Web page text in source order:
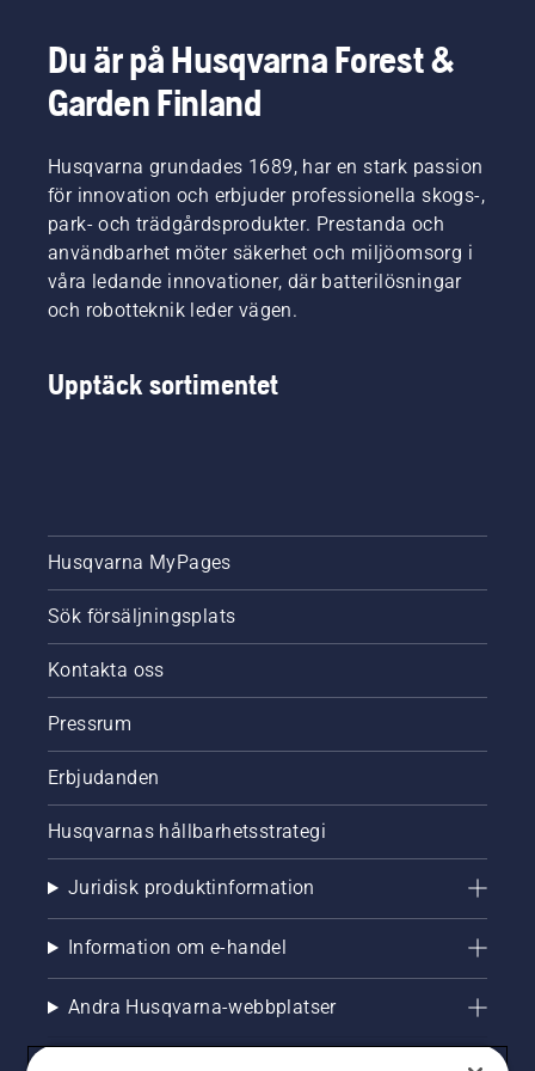
form när
börjar
igen. För
att du
ska få
den
rätta
känslan
ska du
först ta
våra
viktigaste
fortsatt
hälsosam
och
frodig
skador.
steg-
att
där
gräset
växer
fläckvis.
din
gräsmatta
att
och må
bra
under de
varmare
dagarna.
För att
du ska
få den
känslan
ska du
under
hela
säsongen
för en
Du är på Husqvarna Forest &
Garden Finland
Husqvarna grundades 1689, har en stark passion
för innovation och erbjuder professionella skogs-,
park- och trädgårdsprodukter. Prestanda och
användbarhet möter säkerhet och miljöomsorg i
våra ledande innovationer, där batterilösningar
och robotteknik leder vägen.
Upptäck sortimentet
Husqvarna MyPages
Sök försäljningsplats
Kontakta oss
Pressrum
Erbjudanden
Husqvarnas hållbarhetsstrategi
Juridisk produktinformation
Information om e-handel
Andra Husqvarna-webbplatser